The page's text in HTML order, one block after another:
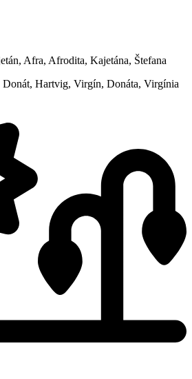
Afra, Afrodita, Kajetána, Štefana
Donát, Hartvig, Virgín, Donáta, Virgínia